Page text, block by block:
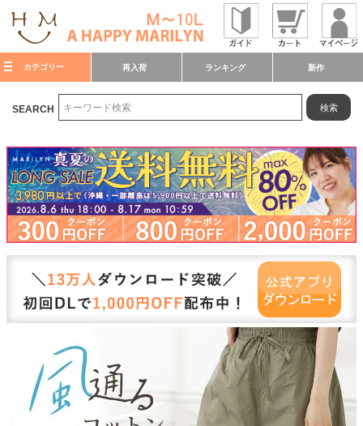
カテゴリー 再入荷 ランキング 新作
SEARCH 検索